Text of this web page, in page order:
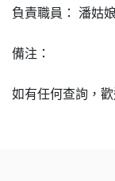
負責職員：
潘姑娘
備注：
如有任何查詢，